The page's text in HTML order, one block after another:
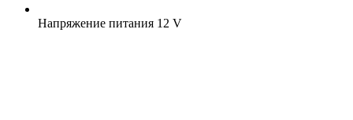
Напряжение питания 12 V